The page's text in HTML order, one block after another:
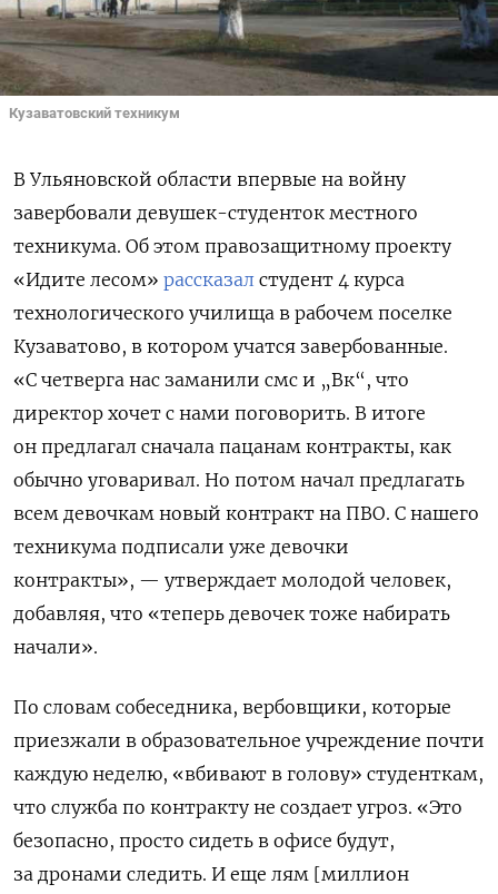
Кузаватовский техникум
В Ульяновской области впервые на войну
завербовали девушек-студенток местного
техникума. Об этом правозащитному проекту
«Идите лесом» рассказал студент 4 курса
технологического училища в рабочем поселке
Кузаватово, в котором учатся завербованные.
«С четверга нас заманили смс и „Вк“, что
директор хочет с нами поговорить. В итоге
он предлагал сначала пацанам контракты, как
обычно уговаривал. Но потом начал предлагать
всем девочкам новый контракт на ПВО. С нашего
техникума подписали уже девочки
контракты», — утверждает молодой человек,
добавляя, что «теперь девочек тоже набирать
начали».
По словам собеседника, вербовщики, которые
приезжали в образовательное учреждение почти
каждую неделю, «вбивают в голову» студенткам,
что служба по контракту не создает угроз. «Это
безопасно, просто сидеть в офисе будут,
за дронами следить. И еще лям [миллион